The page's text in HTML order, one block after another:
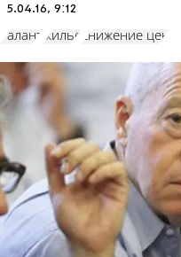
5.04.16, 9:12
Галант жилье снижение цен